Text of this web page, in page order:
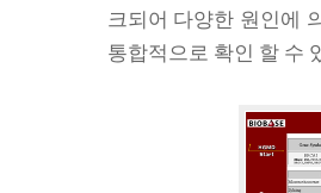
크되어 다양한 원인에
통합적으로 확인 할 수